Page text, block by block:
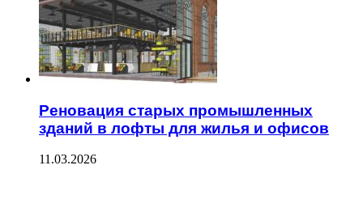
Реновация старых промышленных
зданий в лофты для жилья и офисов
11.03.2026